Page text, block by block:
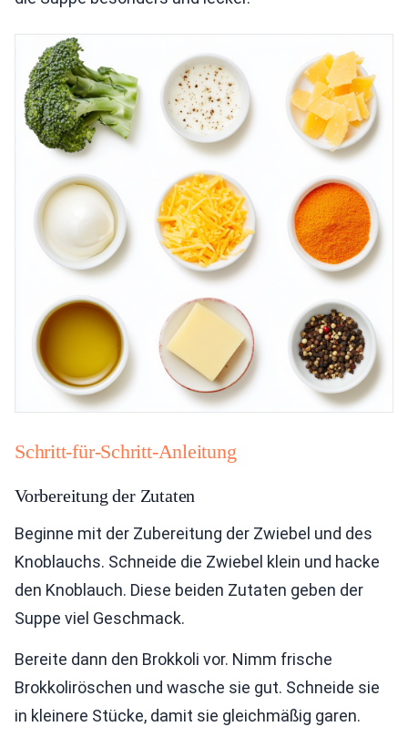
Schritt-für-Schritt-Anleitung
Vorbereitung der Zutaten
Beginne mit der Zubereitung der Zwiebel und des
Knoblauchs. Schneide die Zwiebel klein und hacke
den Knoblauch. Diese beiden Zutaten geben der
Suppe viel Geschmack.
Bereite dann den Brokkoli vor. Nimm frische
Brokkoliröschen und wasche sie gut. Schneide sie
in kleinere Stücke, damit sie gleichmäßig garen.